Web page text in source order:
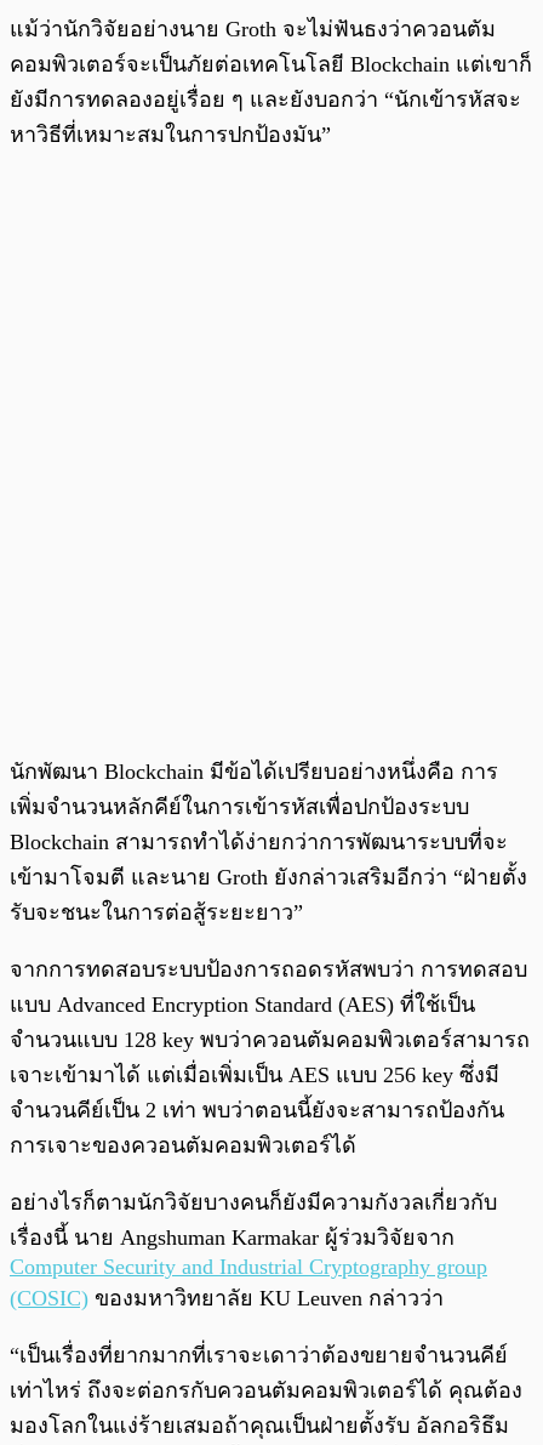
แม้ว่านักวิจัยอย่างนาย Groth จะไม่ฟันธงว่าควอนตัม
คอมพิวเตอร์จะเป็นภัยต่อเทคโนโลยี Blockchain แต่เขาก็
ยังมีการทดลองอยู่เรื่อย ๆ และยังบอกว่า “นักเข้ารหัสจะ
หาวิธีที่เหมาะสมในการปกป้องมัน”
นักพัฒนา Blockchain มีข้อได้เปรียบอย่างหนึ่งคือ การ
เพิ่มจำนวนหลักคีย์ในการเข้ารหัสเพื่อปกป้องระบบ
Blockchain สามารถทำได้ง่ายกว่าการพัฒนาระบบที่จะ
เข้ามาโจมตี และนาย Groth ยังกล่าวเสริมอีกว่า “ฝ่ายตั้ง
รับจะชนะในการต่อสู้ระยะยาว”
จากการทดสอบระบบป้องการถอดรหัสพบว่า การทดสอบ
แบบ Advanced Encryption Standard (AES) ที่ใช้เป็น
จำนวนแบบ 128 key พบว่าควอนตัมคอมพิวเตอร์สามารถ
เจาะเข้ามาได้ แต่เมื่อเพิ่มเป็น AES แบบ 256 key ซึ่งมี
จำนวนคีย์เป็น 2 เท่า พบว่าตอนนี้ยังจะสามารถป้องกัน
การเจาะของควอนตัมคอมพิวเตอร์ได้
อย่างไรก็ตามนักวิจัยบางคนก็ยังมีความกังวลเกี่ยวกับ
เรื่องนี้ นาย Angshuman Karmakar ผู้ร่วมวิจัยจาก
Computer Security and Industrial Cryptography group
(COSIC) ของมหาวิทยาลัย KU Leuven กล่าวว่า
“เป็นเรื่องที่ยากมากที่เราจะเดาว่าต้องขยายจำนวนคีย์
เท่าไหร่ ถึงจะต่อกรกับควอนตัมคอมพิวเตอร์ได้ คุณต้อง
มองโลกในแง่ร้ายเสมอถ้าคุณเป็นฝ่ายตั้งรับ อัลกอริธึม